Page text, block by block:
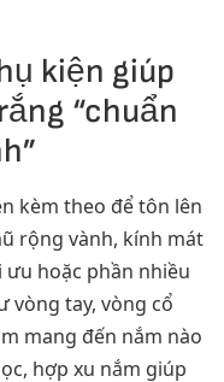
kiện giúp
“chuẩn
kèm theo để tôn lên
rộng vành, kính mát
hoặc phần nhiều
vòng tay, vòng cổ
mang đến nắm nào
hợp xu nắm giúp